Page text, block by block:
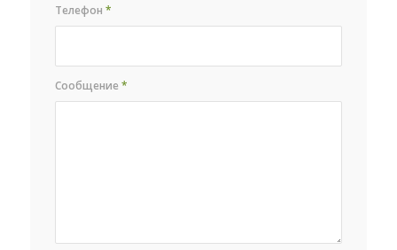
Телефон*
Сообщение*